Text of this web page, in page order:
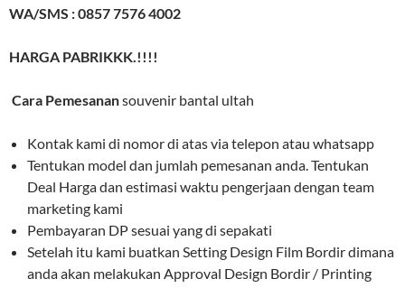
WA/SMS : 0857 7576 4002
HARGA PABRIKKK.!!!!
Cara Pemesanansouvenir bantal ultah
Kontak kami di nomor di atas via telepon atau whatsapp
Tentukan model dan jumlah pemesanan anda. Tentukan
Deal Harga dan estimasi waktu pengerjaan dengan team
marketing kami
Pembayaran DP sesuai yang di sepakati
Setelah itu kami buatkan Setting Design Film Bordir dimana
anda akan melakukan Approval Design Bordir / Printing